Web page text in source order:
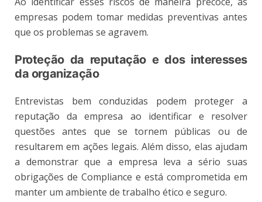
empresas podem tomar medidas preventivas antes
que os problemas se agravem.
Proteção da reputação e dos interesses
da organização
Entrevistas bem conduzidas podem proteger a
reputação da empresa ao identificar e resolver
questões antes que se tornem públicas ou de
resultarem em ações legais. Além disso, elas ajudam
a demonstrar que a empresa leva a sério suas
obrigações de Compliance e está comprometida em
manter um ambiente de trabalho ético e seguro.